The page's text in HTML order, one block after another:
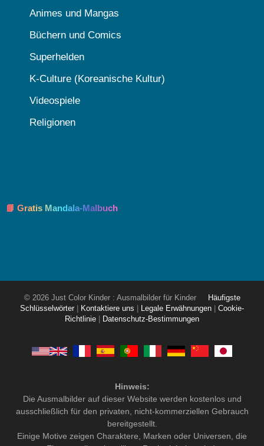
Animes und Mangas
Büchern und Comics
Superhelden
K-Culture (Koreanische Kultur)
Videospiele
Religionen
📘 Gratis Mandala-Malbuch
© 2026 Just Color Kinder : Ausmalbilder für Kinder
Häufigste
Schlüsselwörter
Kontaktiere uns Legale Erwähnungen
Cookie-
Richtlinie
Datenschutz-Bestimmungen
Hinweis:
Die Ausmalbilder auf dieser Website werden kostenlos und
ausschließlich für den privaten, nicht-kommerziellen Gebrauch
bereitgestellt.
Einige Motive zeigen Charaktere, Marken oder Universen, die